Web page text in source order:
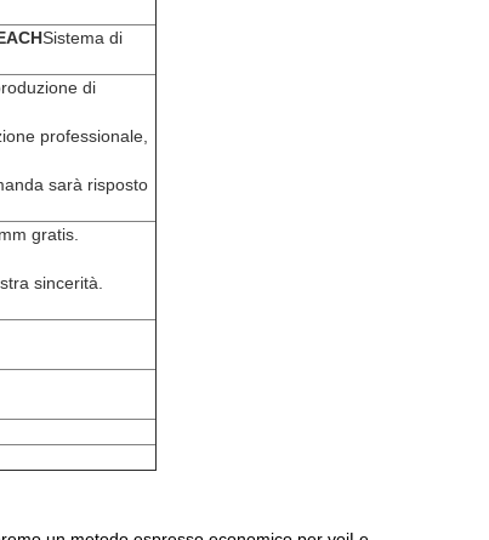
Sistema di
di
professionale,
sarà risposto
gratis.
sincerità.